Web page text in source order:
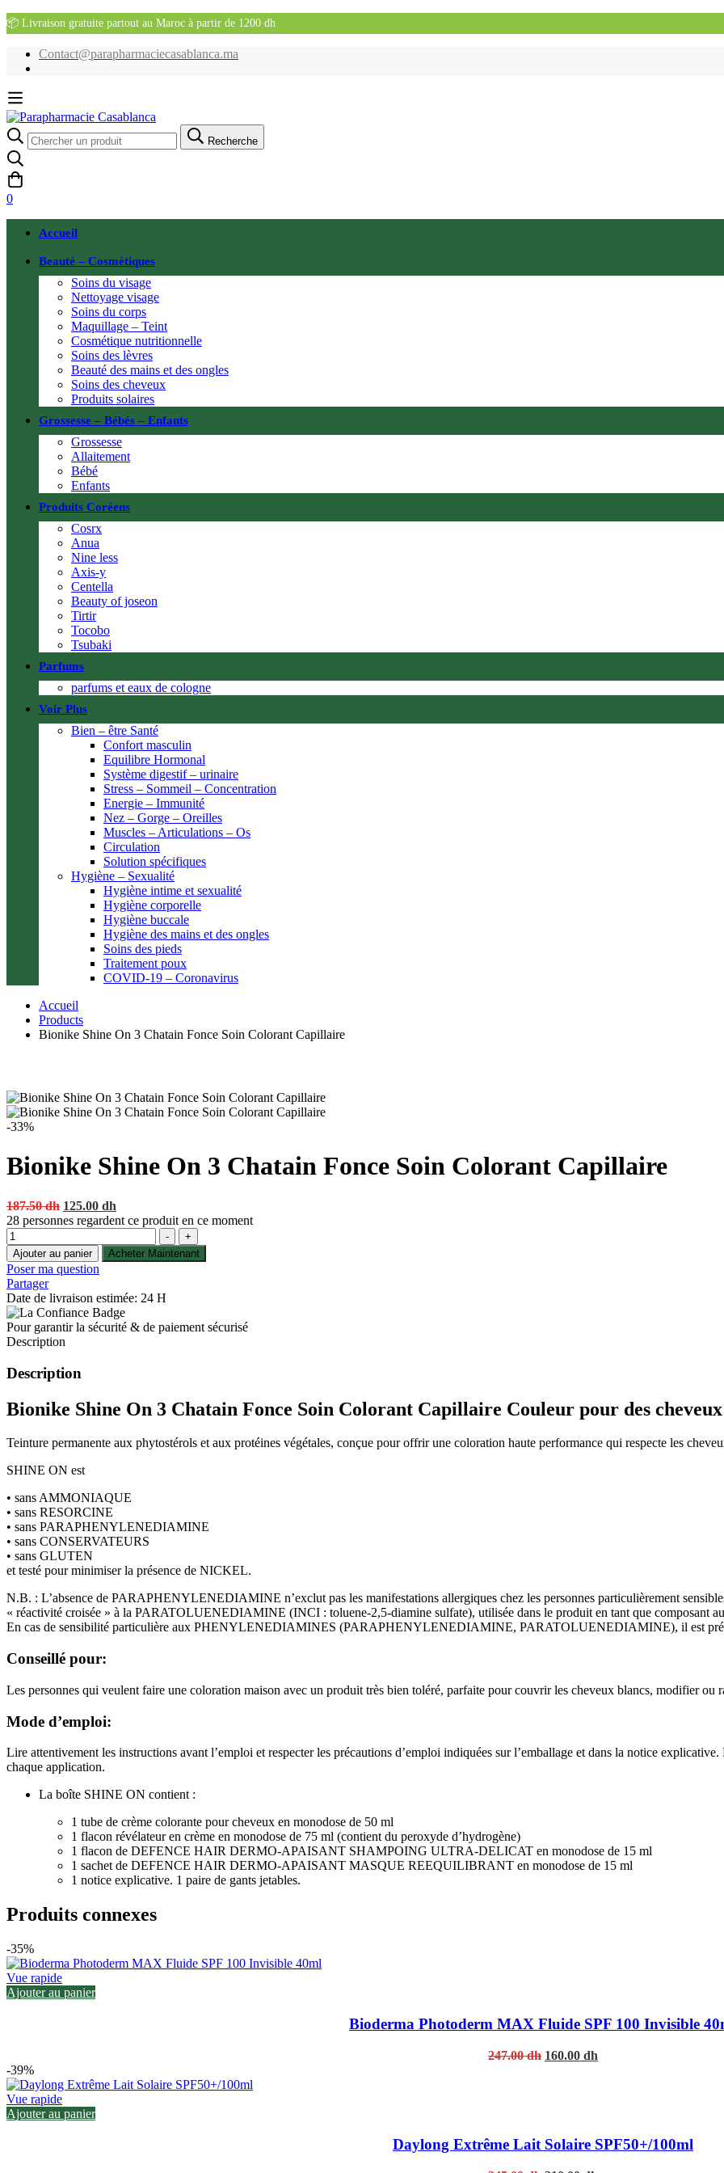
📦 Livraison gratuite partout au Maroc à partir de 1200 dh
Contact@parapharmaciecasablanca.ma
Recherche
pour:
Recherche
0
Accueil
Beauté – Cosmétiques
Soins du visage
Nettoyage visage
Soins du corps
Maquillage – Teint
Cosmétique nutritionnelle
Soins des lèvres
Beauté des mains et des ongles
Soins des cheveux
Produits solaires
Grossesse – Bébés – Enfants
Grossesse
Allaitement
Bébé
Enfants
Produits Coréens
Cosrx
Anua
Nine less
Axis-y
Centella
Beauty of joseon
Tirtir
Tocobo
Tsubaki
Parfums
parfums et eaux de cologne
Voir Plus
Bien – être Santé
Confort masculin
Equilibre Hormonal
Système digestif – urinaire
Stress – Sommeil – Concentration
Energie – Immunité
Nez – Gorge – Oreilles
Muscles – Articulations – Os
Circulation
Solution spécifiques
Hygiène – Sexualité
Hygiène intime et sexualité
Hygiène corporelle
Hygiène buccale
Hygiène des mains et des ongles
Soins des pieds
Traitement poux
COVID-19 – Coronavirus
Accueil
Products
Bionike Shine On 3 Chatain Fonce Soin Colorant Capillaire
-33%
Bionike Shine On 3 Chatain Fonce Soin Colorant Capillaire
187.50dh Original
price
187.50 dh.
125.00 dh
price
125.00 dh.
28 personnes regardent ce produit en ce moment
Quantité
-
+
Ajouter au panier
Acheter Maintenant
Poser ma question
Partager
Date de livraison estimée: 24 H
Pour garantir la sécurité & de paiement sécurisé
Description
Description
Bionike Shine On 3 Chatain Fonce Soin Colorant Capillaire Couleur pour des
Teinture permanente aux phytostérols et aux protéines végétales, conçue pour offrir une coloration haute performance qui respecte les
SHINE ON est
• sans AMMONIAQUE
• sans RESORCINE
• sans PARAPHENYLENEDIAMINE
• sans CONSERVATEURS
• sans GLUTEN
et testé pour minimiser la présence de NICKEL.
N.B. : L’absence de PARAPHENYLENEDIAMINE n’exclut pas les manifestations allergiques chez les personnes particulièrement
« réactivité croisée » à la PARATOLUENEDIAMINE (INCI : toluene-2,5-diamine sulfate), utilisée dans le produit en tant que composant
En cas de sensibilité particulière aux PHENYLENEDIAMINES (PARAPHENYLENEDIAMINE, PARATOLUENEDIAMINE), il est
Conseillé pour:
Les personnes qui veulent faire une coloration maison avec un produit très bien toléré, parfaite pour couvrir les cheveux blancs, modifier ou
Mode d’emploi:
Lire attentivement les instructions avant l’emploi et respecter les précautions d’emploi indiquées sur l’emballage et dans la notice
chaque application.
La boîte SHINE ON contient :
1 tube de crème colorante pour cheveux en monodose de 50 ml
1 flacon révélateur en crème en monodose de 75 ml (contient du peroxyde d’hydrogène)
1 flacon de DEFENCE HAIR DERMO-APAISANT SHAMPOING ULTRA-DELICAT en monodose de 15 ml
1 sachet de DEFENCE HAIR DERMO-APAISANT MASQUE REEQUILIBRANT en monodose de 15 ml
1 notice explicative. 1 paire de gants jetables.
Produits connexes
-35%
Vue rapide
Ajouter au panier
Bioderma Photoderm MAX Fluide SPF 100 Invisible
247.00dh Original
160.00 dh
-39%
Vue rapide
Ajouter au panier
Daylong Extrême Lait Solaire SPF50+/100ml